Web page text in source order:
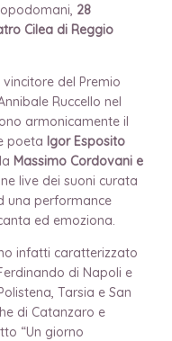
28
Cilea di Reggio
del Premio
Ruccello nel
armonicamente il
poeta Igor Esposito
Massimo Cordovani e
live dei suoni curata
una performance
ed emoziona.
infatti caratterizzato
di Napoli e
Tarsia e San
di Catanzaro e
“Un giorno